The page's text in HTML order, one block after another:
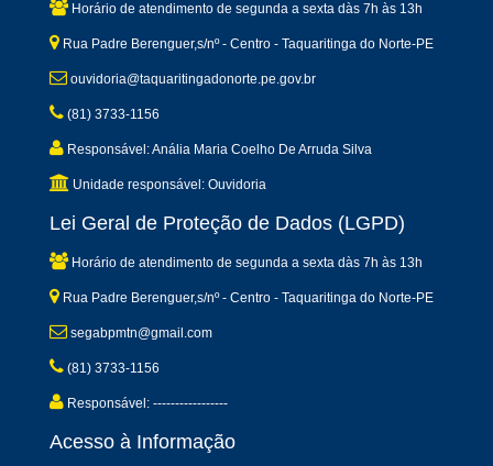
Horário de atendimento de segunda a sexta dàs 7h às 13h
Rua Padre Berenguer,s/nº - Centro - Taquaritinga do Norte-PE
ouvidoria@taquaritingadonorte.pe.gov.br
(81) 3733-1156
Responsável: Anália Maria Coelho De Arruda Silva
Unidade responsável: Ouvidoria
Lei Geral de Proteção de Dados (LGPD)
Horário de atendimento de segunda a sexta dàs 7h às 13h
Rua Padre Berenguer,s/nº - Centro - Taquaritinga do Norte-PE
segabpmtn@gmail.com
(81) 3733-1156
Responsável: -----------------
Acesso à Informação